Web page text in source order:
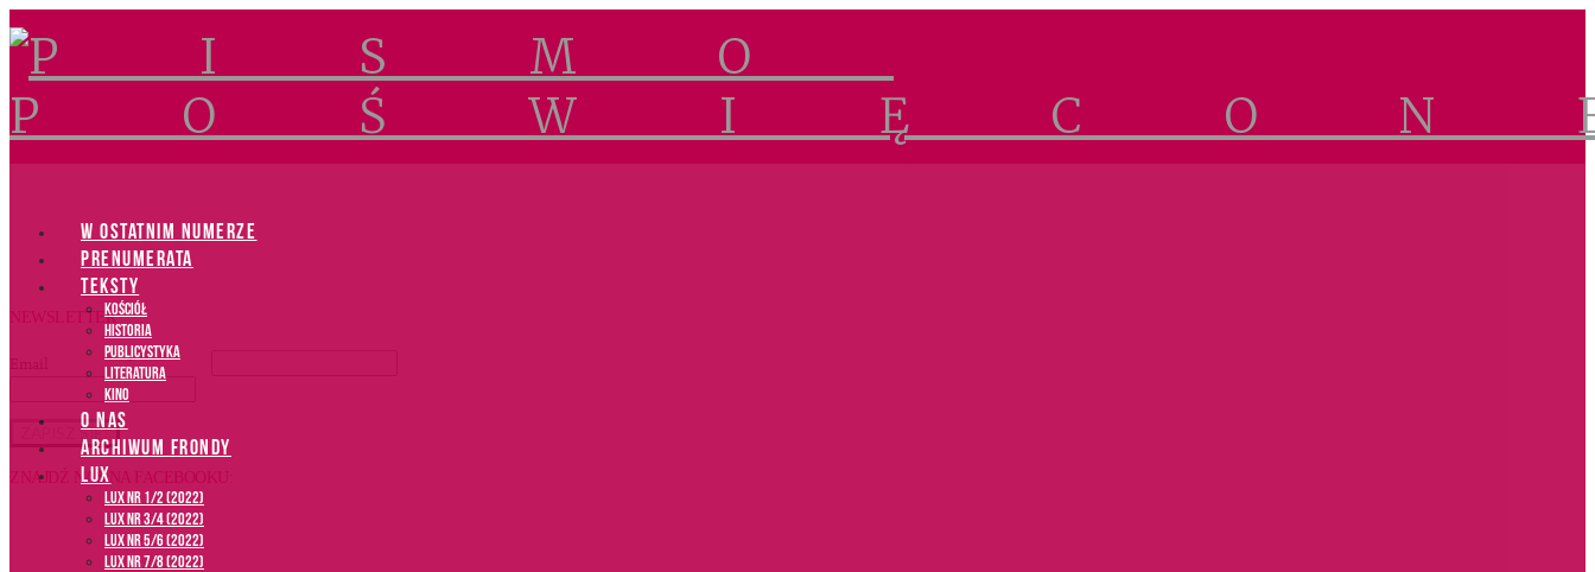
W OSTATNIM NUMERZE
PRENUMERATA
TEKSTY
Kościół
Historia
Publicystyka
Literatura
Kino
O NAS
ARCHIWUM FRONDY
LUX
LUX NR 1/2 (2022)
LUX NR 3/4 (2022)
LUX NR 5/6 (2022)
LUX NR 7/8 (2022)
NEWSLETTER
Email*
ZNAJDŹ NAS NA FACEBOOKU: